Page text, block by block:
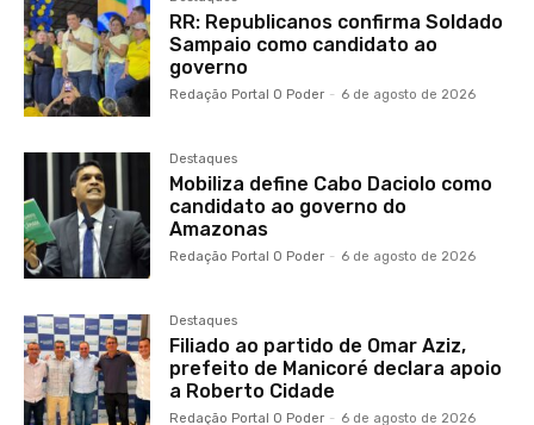
RR: Republicanos confirma Soldado
Sampaio como candidato ao
governo
Redação Portal O Poder - 6 de agosto de 2026
Destaques
Mobiliza define Cabo Daciolo como
candidato ao governo do
Amazonas
Redação Portal O Poder - 6 de agosto de 2026
Destaques
Filiado ao partido de Omar Aziz,
prefeito de Manicoré declara apoio
a Roberto Cidade
Redação Portal O Poder - 6 de agosto de 2026